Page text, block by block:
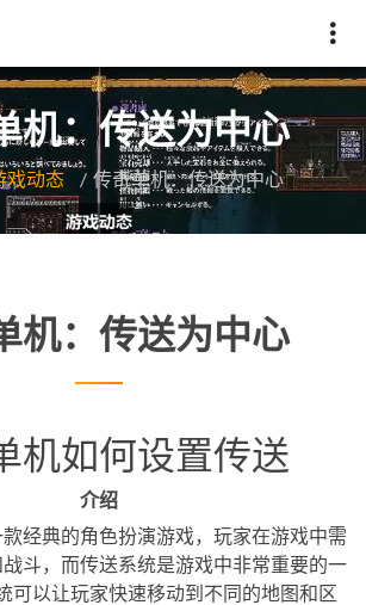
机：传送为中心
戏动态 传奇单机：传送为中心
机：传送为中心
机如何设置传送
介绍
经典的角色扮演游戏，玩家在游戏中需
斗，而传送系统是游戏中非常重要的一
可以让玩家快速移动到不同的地图和区